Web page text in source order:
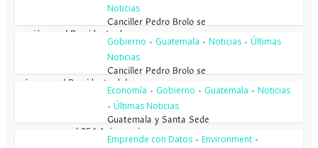
Noticias
Canciller Pedro Brolo se
reunió con el Presidente de...
Gobierno • Guatemala • Noticias • Últimas
Noticias
Canciller Pedro Brolo se
reúne con el Presidente del...
Economía • Gobierno • Guatemala • Noticias
• Últimas Noticias
Guatemala y Santa Sede
conmemoran el 85.º Aniversario...
Emprende con Datos • Environment •